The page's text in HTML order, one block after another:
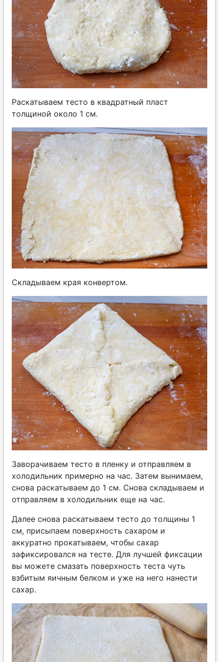
Раскатываем тесто в квадратный пласт
толщиной около 1 см.
Складываем края конвертом.
Заворачиваем тесто в пленку и отправляем в
холодильник примерно на час. Затем вынимаем,
снова раскатываем до 1 см. Снова складываем и
отправляем в холодильник еще на час.
Далее снова раскатываем тесто до толщины 1
см, присыпаем поверхность сахаром и
аккуратно прокатываем, чтобы сахар
зафиксировался на тесте. Для лучшей фиксации
вы можете смазать поверхность теста чуть
взбитым яичным белком и уже на него нанести
сахар.